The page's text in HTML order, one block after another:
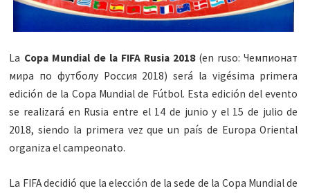
La Copa Mundial de la FIFA Rusia 2018(en ruso: Чемпионат
мира по футболу Россия 2018) será la vigésima primera
edición de la Copa Mundial de Fútbol. Esta edición del evento
se realizará en Rusia entre el 14 de junio y el 15 de julio de
2018, siendo la primera vez que un país de Europa Oriental
organiza el campeonato.
La FIFA decidió que la elección de la sede de la Copa Mundial de